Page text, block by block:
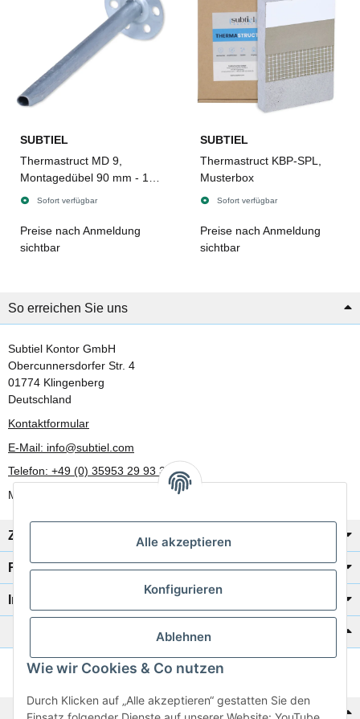
Alle akzeptieren
Konfigurieren
Ablehnen
Wie wir Cookies & Co nutzen
Durch Klicken auf „Alle akzeptieren“ gestatten Sie den
SUBTIEL
Thermastruct MD 9,
Montagedübel 90 mm - 10
StückSofort verfügbar
Preise nach Anmeldung
sichtbar
SUBTIEL
Thermastruct KBP-SPL,
Musterbox
Sofort verfügbar
Preise nach Anmeldung
sichtbar
So erreichen Sie uns
Subtiel Kontor GmbH
Obercunnersdorfer Str. 4
01774 Klingenberg
Deutschland
Kontaktformular
E-Mail: info@subtiel.com
Telefon: +49 (0) 35953 29 93 30
Mo-Fr: 8:00 Uhr - 17:00 Uhr
Zahlung/Versand
Rechtliches
Informationen
Katalog zur Hand?
Zur Schnellbestellung
Noch kein Katalog?